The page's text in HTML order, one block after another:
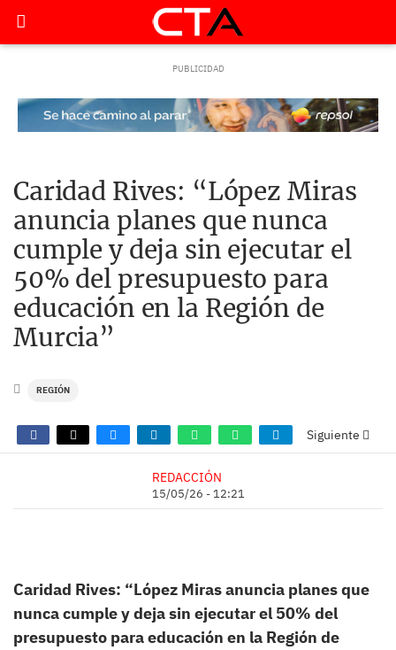
Caridad Rives: “López Miras
anuncia planes que nunca
cumple y deja sin ejecutar el
50% del presupuesto para
educación en la Región de
Murcia”
REGIÓN
Siguiente
REDACCIÓN
15/05/26 - 12:21
Caridad Rives: “López Miras anuncia planes que
nunca cumple y deja sin ejecutar el 50% del
presupuesto para educación en la Región de